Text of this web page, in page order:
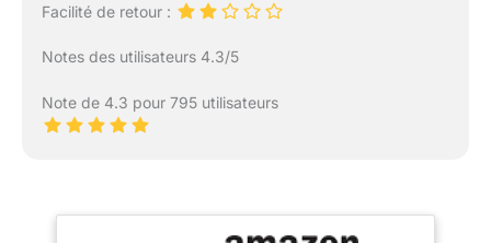
Facilité de retour :
Notes des utilisateurs 4.3/5
Note de 4.3 pour 795 utilisateurs